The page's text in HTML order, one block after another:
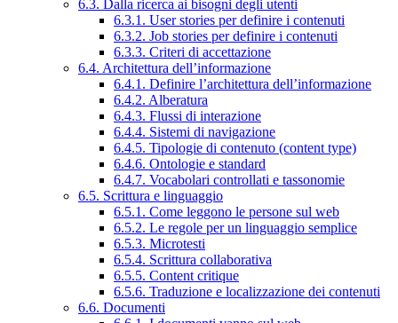
6.3. Dalla ricerca ai bisogni degli utenti
6.3.1. User stories per definire i contenuti
6.3.2. Job stories per definire i contenuti
6.3.3. Criteri di accettazione
6.4. Architettura dell’informazione
6.4.1. Definire l’architettura dell’informazione
6.4.2. Alberatura
6.4.3. Flussi di interazione
6.4.4. Sistemi di navigazione
6.4.5. Tipologie di contenuto (content type)
6.4.6. Ontologie e standard
6.4.7. Vocabolari controllati e tassonomie
6.5. Scrittura e linguaggio
6.5.1. Come leggono le persone sul web
6.5.2. Le regole per un linguaggio semplice
6.5.3. Microtesti
6.5.4. Scrittura collaborativa
6.5.5. Content critique
6.5.6. Traduzione e localizzazione dei contenuti
6.6. Documenti